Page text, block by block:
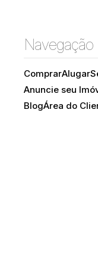
Navegação
ComprarAlugar
Anuncie seu
BlogÁrea do